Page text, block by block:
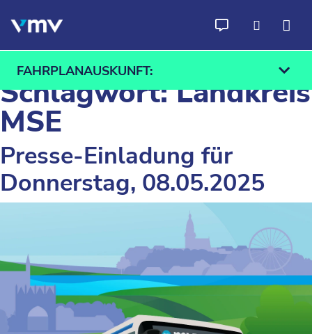
FAHRPLANAUSKUNFT:
Ab An
Finden
Schlagwort:Landkreis
MSE
Presse-Einladung für
Donnerstag, 08.05.2025